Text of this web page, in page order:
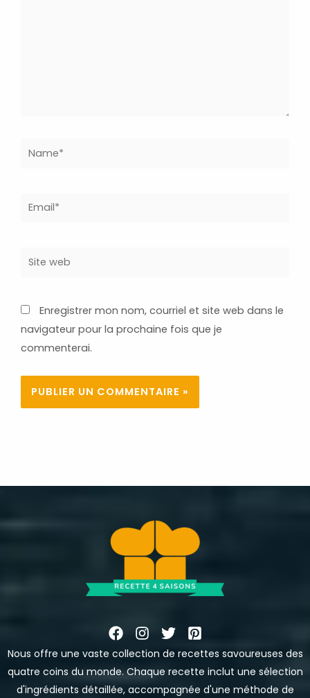
Name*
Email*
Site
Enregistrer mon nom, courriel et site web dans le
navigateur pour la prochaine fois que je
commenterai.
Nous offre une vaste collection de recettes savoureuses des
quatre coins du monde. Chaque recette inclut une sélection
d'ingrédients détaillée, accompagnée d'une méthode de